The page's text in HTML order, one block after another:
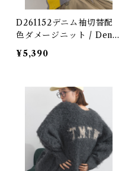
D261152デニム袖切替配
色ダメージニット / Deni
m Sleeve Color-Block
Distressed Knit (残りわ
¥5,390